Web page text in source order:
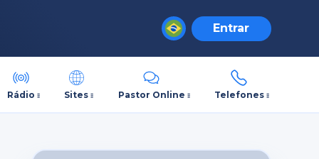
Entrar
Rádio Sites Pastor Online Telefones